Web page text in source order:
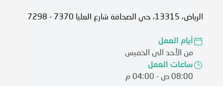
الرياض، 13315، حي الصحافة شارع العليا 7370 - 7298
أيام العمل
من الأحد الى الخميس
ساعات العمل
08:00 ص - 04:00 م